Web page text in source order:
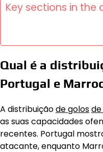
Key sections in the
Qual é a
Portugal e
A distribuiçãode golos
as suas capacidades
recentes. Portugal
atacante, enquanto